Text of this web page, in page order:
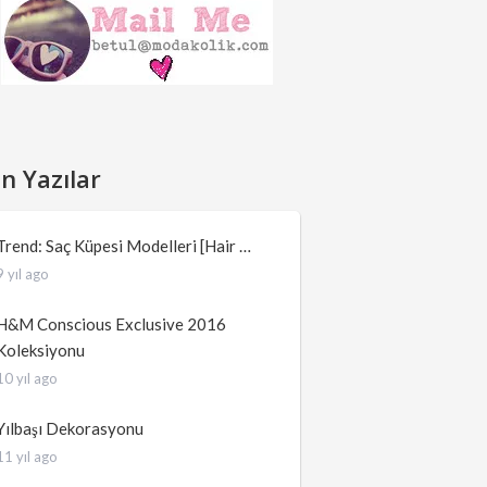
Yazılar
Saç Küpesi Modelleri [Hair …
yıl ago
Conscious Exclusive 2016
yıl ago
Dekorasyonu
yıl ago